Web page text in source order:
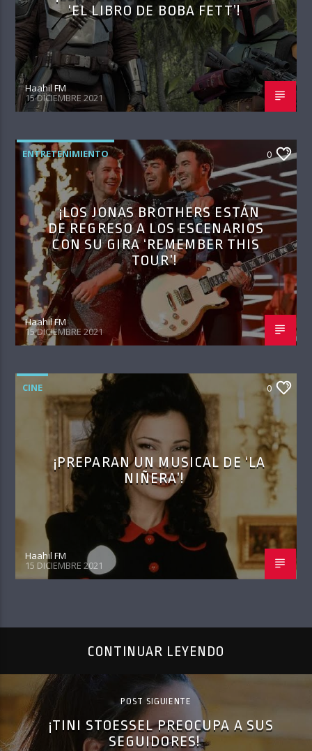
‘EL LIBRO DE BOBA FETT’!
Haahil FM
15 DICIEMBRE 2021
ENTRETENIMIENTO 0
¡LOS JONAS BROTHERS ESTÁN
DE REGRESO A LOS ESCENARIOS
CON SU GIRA ‘REMEMBER THIS
TOUR’!
Haahil FM
15 DICIEMBRE 2021
CINE 0
¡PREPARAN UN MUSICAL DE ‘LA
NIÑERA’!
Haahil FM
15 DICIEMBRE 2021
CONTINUAR LEYENDO
POST SIGUIENTE
¡TINI STOESSEL PREOCUPA A SUS
SEGUIDORES!